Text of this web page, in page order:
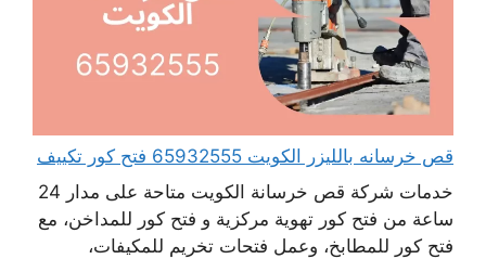
قص خرسانه بالليزر الكويت 65932555 فتح كور تكييف
خدمات شركة قص خرسانة الكويت متاحة على مدار 24
ساعة من فتح كور تهوية مركزية و فتح كور للمداخن، مع
فتح كور للمطابخ، وعمل فتحات تخريم للمكيفات،